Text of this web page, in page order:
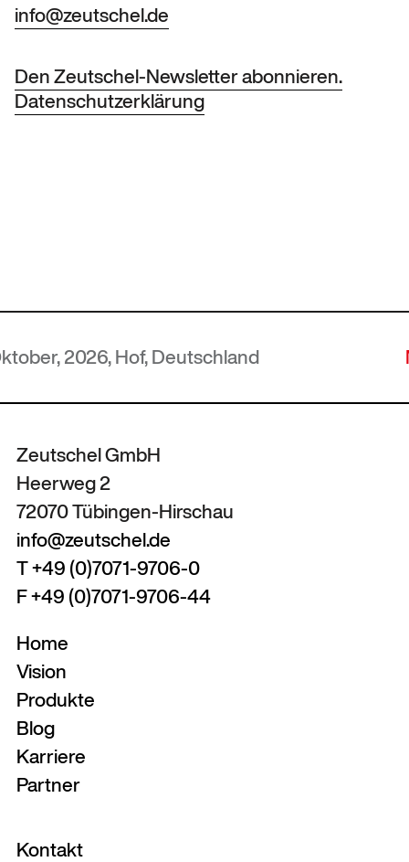
info@zeutschel.de
Den Zeutschel-Newsletter abonnieren.
Datenschutzerklärung
Hof, Deutschland
Zeutschel GmbH
Heerweg 2
72070 Tübingen-Hirschau
info@zeutschel.de
T +49 (0)7071-9706-0
F +49 (0)7071-9706-44
Home
Vision
Produkte
Blog
Karriere
Partner
Kontakt